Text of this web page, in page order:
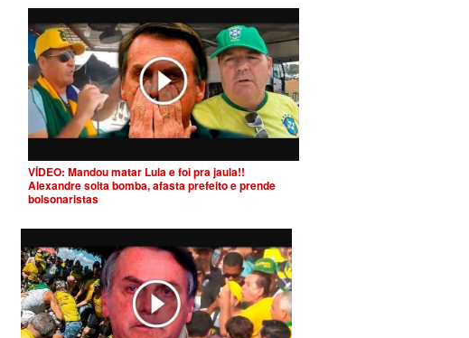
VÍDEO: Mandou matar Lula e foi pra jaula!!
Alexandre solta bomba, afasta prefeito e prende
bolsonaristas